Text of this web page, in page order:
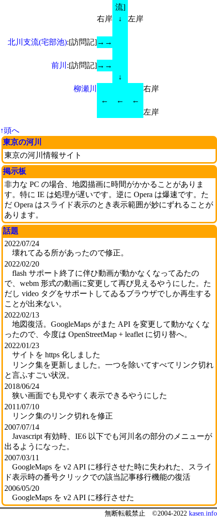
右岸
流]
↓
左岸
北川支流(宅部池):[訪問記]→ →
前川 :[訪問記]→ →
↓
柳瀬川
←
← ←
右岸
左岸
↑頭へ
東京の河川
東京の河川情報サイト
掲示板
非力な PC の場合、地図描画に時間がかかることがありま
す。特に IE は処理が遅いです。逆に Opera は爆速です。た
だ Opera はスライド表示のとき表示範囲が妙にずれることが
あります。
話題
2022/07/24
壊れてゐる所があったので修正。
2022/02/20
flash サポート終了に伴ひ動画が動かなくなってゐたの
で、webm 形式の動画に変更して再び見えるやうにした。た
だし video タグをサポートしてゐるブラウザでしか再生する
ことが出来ない。
2022/02/13
地図復活。GoogleMaps がまた API を変更して動かなくな
ったので、今度は OpenStreetMap + leaflet に切り替へ。
2022/01/23
サイトを https 化しました
リンク集を更新しました。一つを除いてすべてリンク切れ
と言ふすごい状況。
2018/06/24
狭い画面でも見やすく表示できるやうにした
2011/07/10
リンク集のリンク切れを修正
2007/07/14
Javascript 有効時、IE6 以下でも河川名の部分のメニューが
出るようになった。
2007/03/11
GoogleMaps を v2 API に移行させた時に失われた、スライ
ド表示時の番号クリックでの該当記事移行機能の復活
2006/05/20
GoogleMaps を v2 API に移行させた
無断転載禁止 ©2004-2022 kasen.info